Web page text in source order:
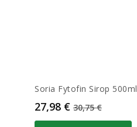
Soria Fytofin Sirop 500ml
Prix
27,98 € Prix de base
30,75 €